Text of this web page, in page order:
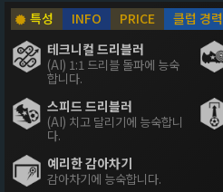
특성 INFO PRICE
클럽 경력
테크니컬 드리블러
(AI) 1:1 드리블 돌파에 능숙
합니다.
스피드 드리블러
(AI) 치고 달리기에 능숙합니
다.
예리한 감아차기
감아차기에 능숙합니다.